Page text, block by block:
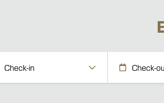
Check-in Check-